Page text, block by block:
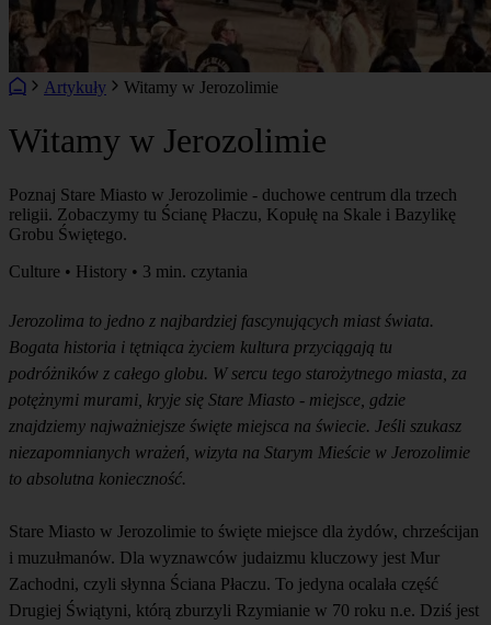
Artykuły Witamy w Jerozolimie
Witamy w Jerozolimie
Poznaj Stare Miasto w Jerozolimie - duchowe centrum dla trzech
religii. Zobaczymy tu Ścianę Płaczu, Kopułę na Skale i Bazylikę
Grobu Świętego.
Culture • History • 3 min. czytania
Jerozolima to jedno z najbardziej fascynujących miast świata.
Bogata historia i tętniąca życiem kultura przyciągają tu
podróżników z całego globu. W sercu tego starożytnego miasta, za
potężnymi murami, kryje się Stare Miasto - miejsce, gdzie
znajdziemy najważniejsze święte miejsca na świecie. Jeśli szukasz
niezapomnianych wrażeń, wizyta na Starym Mieście w Jerozolimie
to absolutna konieczność.
Stare Miasto w Jerozolimie to święte miejsce dla żydów, chrześcijan
i muzułmanów. Dla wyznawców judaizmu kluczowy jest Mur
Zachodni, czyli słynna Ściana Płaczu. To jedyna ocalała część
Drugiej Świątyni, którą zburzyli Rzymianie w 70 roku n.e. Dziś jest